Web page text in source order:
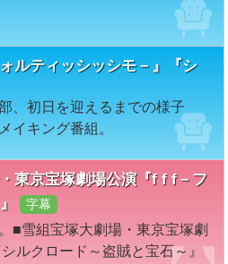
ルティッシッシモ－』『シ
、初日を迎えるまでの様子
イキング番組。
東京宝塚劇場公演『f f f－フ
字幕
■雪組宝塚大劇場・東京宝塚劇
ルクロード～盗賊と宝石～』